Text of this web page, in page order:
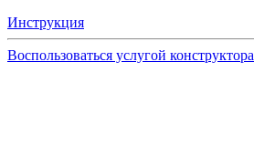
Инструкция
Воспользоваться услугой конструктора